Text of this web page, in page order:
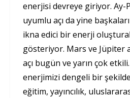
enerjisi devreye giriyor. Ay-
uyumlu açı da yine
ikna edici bir enerji
gösteriyor. Mars ve Jüpiter
açı bugün ve yarın çok etkili.
enerjimizi dengeli bir
eğitim, yayıncılık,